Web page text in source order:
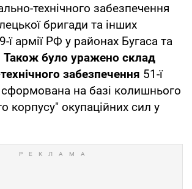
технічного забезпечення
бригади та інших
ї армії РФ у районах Бугаса та
Також було уражено склад
забезпечення 51-ї
сформована на базі колишнього
корпусу" окупаційних сил у